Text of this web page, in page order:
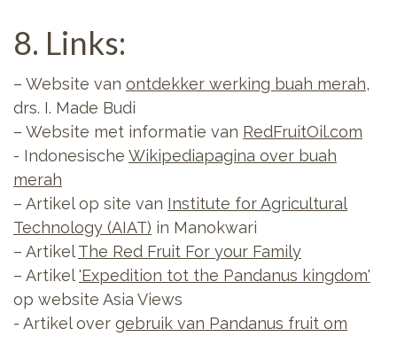
8. Links:
– Website van ontdekker werking buah merah,
drs. I. Made Budi
– Website met informatie van RedFruitOil.com
- Indonesische Wikipediapagina over buah
merah
– Artikel op site van Institute for Agricultural
Technology (AIAT) in Manokwari
– ArtikelThe Red Fruit For your Family
– Artikel'Expedition tot the Pandanus kingdom'
op website Asia Views
- Artikel over gebruik van Pandanus fruit om